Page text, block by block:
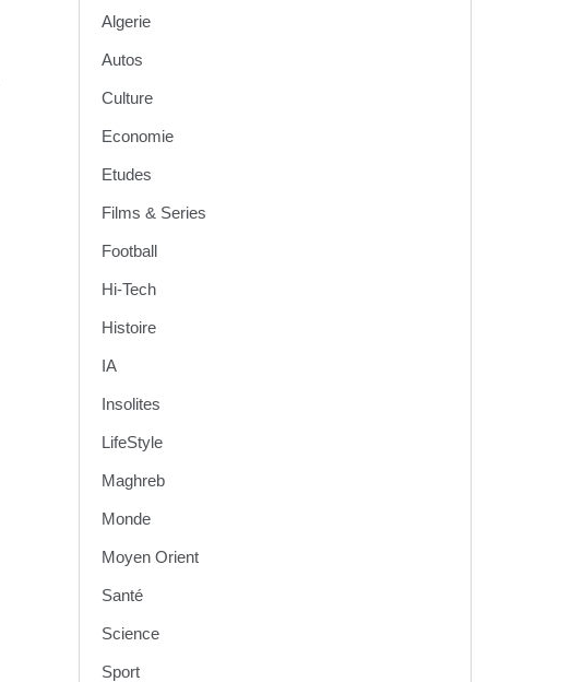
Algerie
Autos
Culture
Economie
Etudes
Films & Series
Football
Hi-Tech
Histoire
IA
Insolites
LifeStyle
Maghreb
Monde
Moyen Orient
Santé
Science
Sport